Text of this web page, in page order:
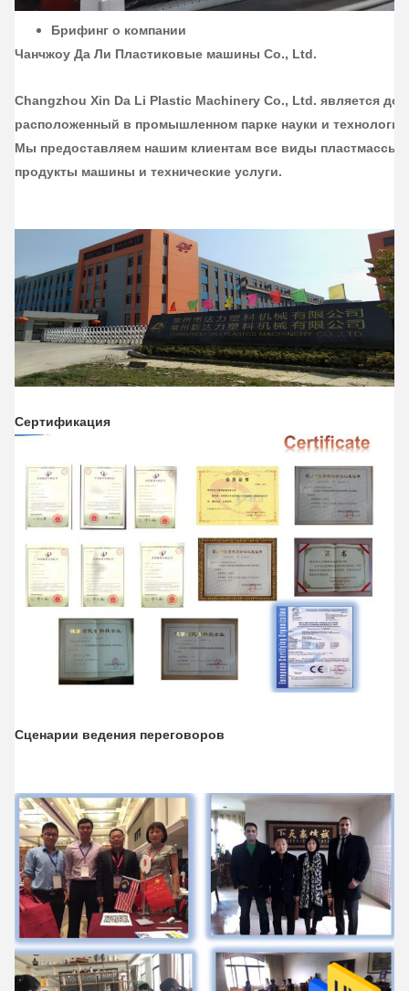
Брифинг о компании
Чанчжоу Да Ли Пластиковые машины Co., Ltd.
Changzhou Xin Da Li Plastic Machinery Co., Ltd. является
расположенный в промышленном парке науки и
Мы предоставляем нашим клиентам все виды пластмассы
продукты машины и технические услуги.
Сертификация
Сценарии ведения переговоров